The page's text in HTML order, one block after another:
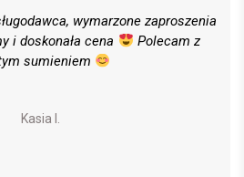
wymarzone zaproszenia
i doskonała cena
Polecam z
sumieniem
Kasia I.